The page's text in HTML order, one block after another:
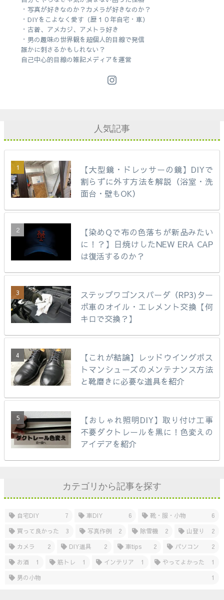
・写真が好きなのか？カメラが好きなのか？
・DIYをこよなく愛す（歴１０年自宅・車）
・古着、アメカジ、アメトラ好き
・男の趣味の世界観を超個人的目線で発信
誰かに刺さるかもしれない？
自己中心的目線の雑記メディアを運営
人気記事
【大型鏡・ドレッサーの鏡】DIYで
割らずに外す方法を解説（浴室・洗
面台・壁もOK）
【染めQで布の色落ちが新品みたい
に！？】日焼けしたNEW ERA CAP
は復活するのか？
ステップワゴンスパーダ（RP3)ター
ボ車のオイル・エレメント交換【何
キロで交換？】
【これが結論】レッドウイングポス
トマンシューズのメンテナンス方法
と靴磨きに必要な道具を紹介
【おしゃれ照明DIY】取り付け工事
不要ダクトレールを黒に！色変えの
アイデアを紹介
カテゴリから記事を探す
自宅DIY 7 車DIY 6 靴・服・小物
6
買って良かった
3 写真作例 2 除雪機 2 山登り
2
カメラ
2 DIY道具 2 車tips 2 パソコン
2
お酒
1 筋トレ 1 インテリア 1 やってよかった
1
男の小物
1